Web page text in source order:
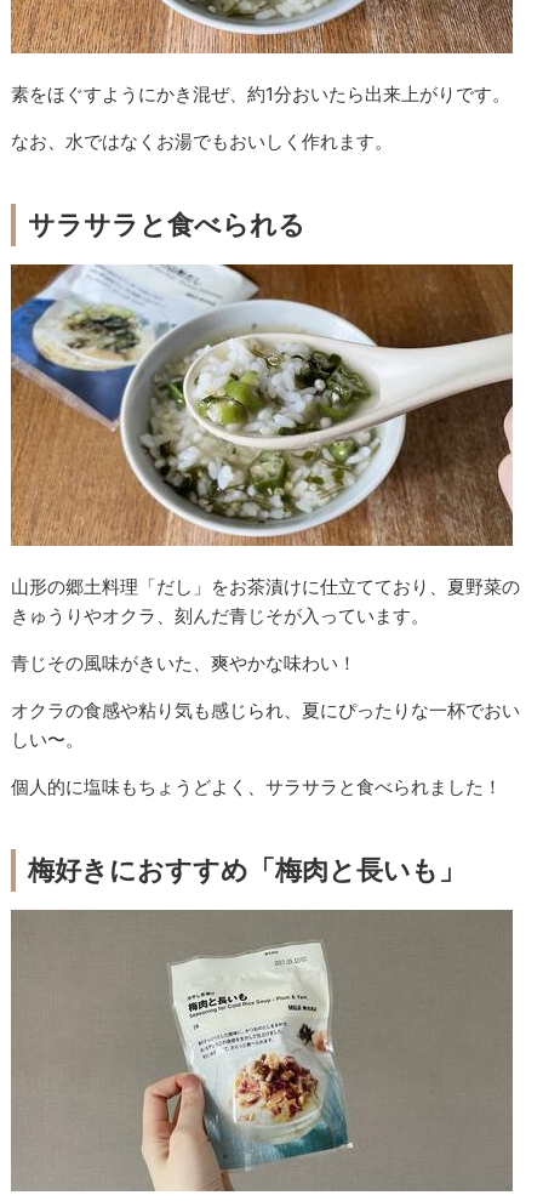
素をほぐすようにかき混ぜ、約1分おいたら出来上がりです。
なお、水ではなくお湯でもおいしく作れます。
サラサラと食べられる
山形の郷土料理「だし」をお茶漬けに仕立てており、夏野菜の
きゅうりやオクラ、刻んだ青じそが入っています。
青じその風味がきいた、爽やかな味わい！
オクラの食感や粘り気も感じられ、夏にぴったりな一杯でおい
しい〜。
個人的に塩味もちょうどよく、サラサラと食べられました！
梅好きにおすすめ「梅肉と長いも」